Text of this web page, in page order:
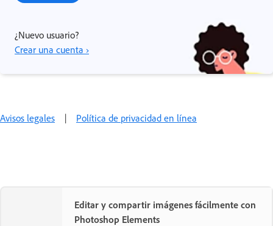
¿Nuevo usuario?
Crear una cuenta ›
Avisos legales | Política de privacidad en línea
Editar y compartir imágenes fácilmente con
Photoshop Elements